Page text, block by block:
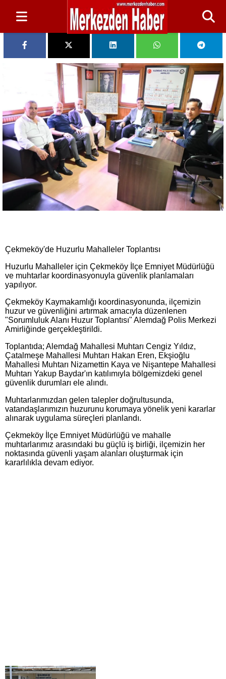
Çekmeköy'de Huzurlu Mahalleler Toplantısı
Huzurlu Mahalleler için Çekmeköy İlçe Emniyet Müdürlüğü
ve muhtarlar koordinasyonuyla güvenlik planlamaları
yapılıyor.
​Çekmeköy Kaymakamlığı koordinasyonunda, ilçemizin
huzur ve güvenliğini artırmak amacıyla düzenlenen
"Sorumluluk Alanı Huzur Toplantısı" Alemdağ Polis Merkezi
Amirliğinde gerçekleştirildi.
​Toplantıda; Alemdağ Mahallesi Muhtarı Cengiz Yıldız,
Çatalmeşe Mahallesi Muhtarı Hakan Eren, Ekşioğlu
Mahallesi Muhtarı Nizamettin Kaya ve Nişantepe Mahallesi
Muhtarı Yakup Baydar'ın katılımıyla bölgemizdeki genel
güvenlik durumları ele alındı.
Muhtarlarımızdan gelen talepler doğrultusunda,
vatandaşlarımızın huzurunu korumaya yönelik yeni kararlar
alınarak uygulama süreçleri planlandı.
​Çekmeköy İlçe Emniyet Müdürlüğü ve mahalle
muhtarlarımız arasındaki bu güçlü iş birliği, ilçemizin her
noktasında güvenli yaşam alanları oluşturmak için
kararlılıkla devam ediyor.